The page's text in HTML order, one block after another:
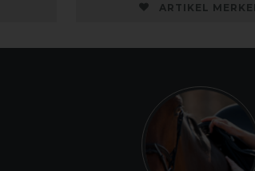
ARTIKEL